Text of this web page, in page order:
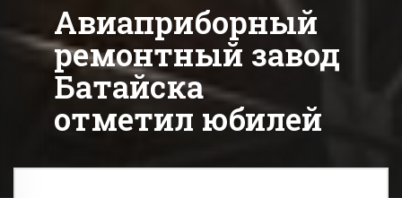
Авиаприборный
ремонтный завод
Батайска
отметил юбилей